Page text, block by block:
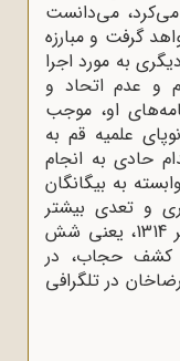
می‌دانست
گرفت و مبارزه
به مورد اجرا
و عدم اتحاد و
او، موجب
علمیه قم به
حادی به انجام
به بیگانگان
و تعدی بیشتر
آن‌ها می‌دانست. با این حال در 11 تیر 1314، یعنی شش
کشف حجاب، در
در تلگرافی